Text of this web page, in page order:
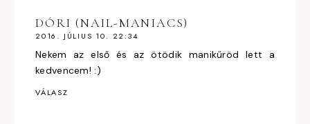
DÓRI (NAIL-MANIACS)
2016. JÚLIUS 10. 22:34
Nekem az első és az ötödik manikűröd lett a
kedvencem! :)
VÁLASZ